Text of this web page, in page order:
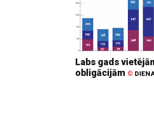
Labs gads
obligācijām ©